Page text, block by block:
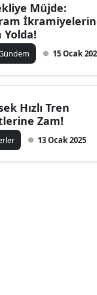
Müjde:
Yolda!
15 Ocak
Hızlı Tren
Zam!
13 Ocak 2025